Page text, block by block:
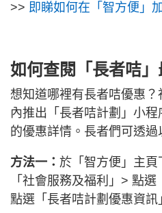
>> 即睇如何在「智方便」
如何查閱「長者咭」
想知道哪裡有長者咭優惠？
內推出「長者咭計劃」小
的優惠詳情。長者們可透過
方法一： 於「智方便」主
「社會服務及福利」> 點
點選「長者咭計劃優惠資訊